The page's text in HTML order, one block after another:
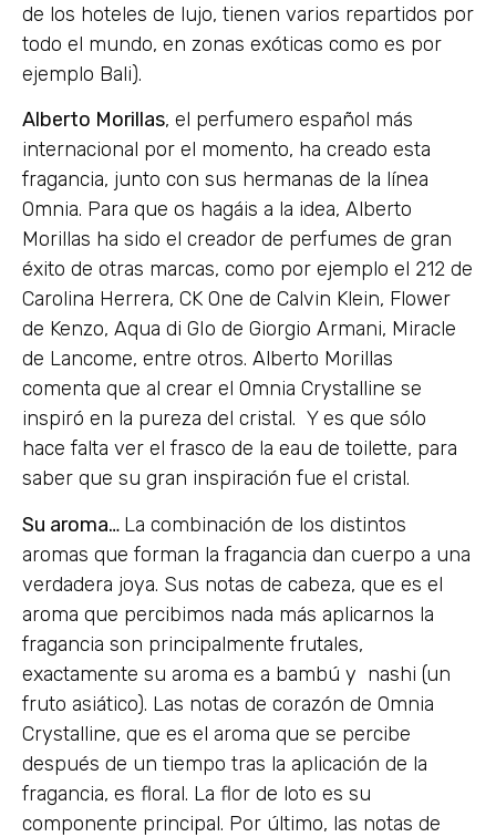
de los hoteles de lujo, tienen varios repartidos por
todo el mundo, en zonas exóticas como es por
ejemplo Bali).
Alberto Morillas, el perfumero español más
internacional por el momento, ha creado esta
fragancia, junto con sus hermanas de la línea
Omnia. Para que os hagáis a la idea, Alberto
Morillas ha sido el creador de perfumes de gran
éxito de otras marcas, como por ejemplo el 212 de
Carolina Herrera, CK One de Calvin Klein, Flower
de Kenzo, Aqua di GIo de Giorgio Armani, Miracle
de Lancome, entre otros. Alberto Morillas
comenta que al crear el Omnia Crystalline se
inspiró en la pureza del cristal. Y es que sólo
hace falta ver el frasco de la eau de toilette, para
saber que su gran inspiración fue el cristal.
Su aroma… La combinación de los distintos
aromas que forman la fragancia dan cuerpo a una
verdadera joya. Sus notas de cabeza, que es el
aroma que percibimos nada más aplicarnos la
fragancia son principalmente frutales,
exactamente su aroma es a bambú y nashi (un
fruto asiático). Las notas de corazón de Omnia
Crystalline, que es el aroma que se percibe
después de un tiempo tras la aplicación de la
fragancia, es floral. La flor de loto es su
componente principal. Por último, las notas de